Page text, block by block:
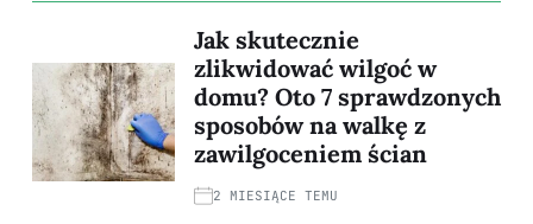
Jak skutecznie
zlikwidować wilgoć w
domu? Oto 7 sprawdzonych
sposobów na walkę z
zawilgoceniem ścian
2 MIESIĄCE TEMU